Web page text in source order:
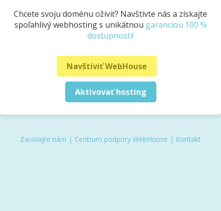
Chcete svoju doménu oživiť? Navštívte nás a získajte
spoľahlivý webhosting s unikátnou garanciou 100 %
dostupnosti!
Navštíviť WebHouse
Aktivovať hosting
Zavolajte nám | Centrum podpory WebHouse | Kontakt